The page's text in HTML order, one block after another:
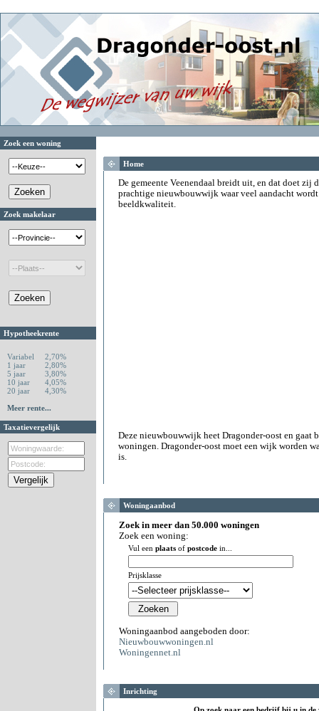
Zoek een woning
Zoek makelaar
Hypotheekrente
Variabel
2,70%
1 jaar
2,80%
5 jaar
3,80%
10 jaar
4,05%
20 jaar
4,30%
Meer rente...
Taxatievergelijk
Home
De gemeente Veenendaal breidt uit, en dat doet zij
prachtige nieuwbouwwijk waar veel aandacht wordt
beeldkwaliteit.
Deze nieuwbouwwijk heet Dragonder-oost en gaat
woningen. Dragonder-oost moet een wijk worden
is.
Woningaanbod
Zoek in meer dan 50.000 woningen
Zoek een woning:
Vul een plaats of postcode in...
Prijsklasse
Woningaanbod aangeboden door:
Nieuwbouwwoningen.nl
Woningennet.nl
Inrichting